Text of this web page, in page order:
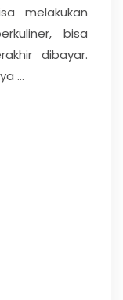
melakukan
bisa
dibayar.
...